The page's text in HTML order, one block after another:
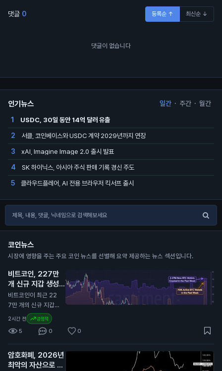
댓글 0 등록순 ↑ 최신순 ↓
댓글이 없습니다
인기뉴스 일간 · 주간 · 월간
1 USDC, 30일 동안 14억 달러 유출
2 서클, 코인베이스와 USDC 계약 2029년까지 연장
3 xAI, Imagine Image 2.0 출시 발표
4 SK 하이닉스, 아시아 주식 판매 기록 경신 주도
5 클라우드플레어, AI 전용 브라우저 킥서프 출시
코인뉴스
시장에 영향을 주는 주요 코인 뉴스를 선별해 요약 제공하는 뉴스 섹션입니다.
비트코인, 227만
개 신규 지갑 생성
기록
N
비트코인이 최근 22
7만 개의 신규 지갑과
751,000개의 활성
지갑을 기록했습니다.
이는 지난 1년 중 가장
높은 수치입니다. 이
번 증가의 주요 원인
은 Coldcard 지갑의
2시간 전 긍정적
5 0 0
암호화폐, 2026년
최악의 자산으로 평